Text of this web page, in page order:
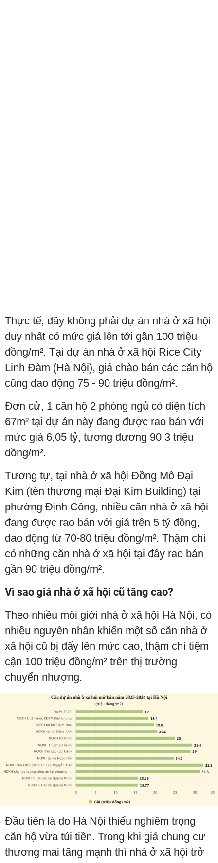
Thực tế, đây không phải dự án nhà ở xã hội
duy nhất có mức giá lên tới gần 100 triệu
đồng/m². Tại dự án nhà ở xã hội Rice City
Linh Đàm (Hà Nội), giá chào bán các căn hộ
cũng dao động 75 - 90 triệu đồng/m².
Đơn cử, 1 căn hộ 2 phòng ngủ có diện tích
67m² tại dự án này đang được rao bán với
mức giá 6,05 tỷ, tương đương 90,3 triệu
đồng/m².
Tương tự, tại nhà ở xã hội Đồng Mô Đại
Kim (tên thương mại Đại Kim Building) tại
phường Định Công, nhiều căn nhà ở xã hội
đang được rao bán với giá trên 5 tỷ đồng,
dao động từ 70-80 triệu đồng/m². Thậm chí
có những căn nhà ở xã hội tại đây rao bán
gần 90 triệu đồng/m².
Vì sao giá nhà ở xã hội cũ tăng cao?
Theo nhiều môi giới nhà ở xã hội Hà Nội, có
nhiều nguyên nhân khiến một số căn nhà ở
xã hội cũ bị đẩy lên mức cao, thậm chí tiệm
cận 100 triệu đồng/m² trên thị trường
chuyển nhượng.
Đầu tiên là do Hà Nội thiếu nghiêm trọng
căn hộ vừa túi tiền. Trong khi giá chung cư
thương mại tăng mạnh thì nhà ở xã hội trở